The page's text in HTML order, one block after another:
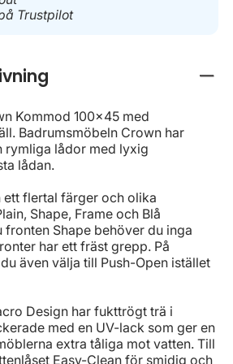
Trustpilot
Kommod 100x45 med
Badrumsmöbeln Crown har
rymliga lådor med lyxig
lådan.
ett flertal färger och olika
Shape, Frame och Blå
fronten Shape behöver du inga
har ett fräst grepp. På
även välja till Push-Open istället
Design har fukttrögt trä i
med en UV-lack som ger en
extra tåliga mot vatten. Till
Easy-Clean för smidig och